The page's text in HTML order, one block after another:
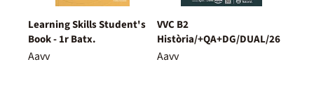
Learning Skills Student's
Book - 1r Batx.
Aavv
VVC B2
Història/+QA+DG/DUAL/26
Aavv